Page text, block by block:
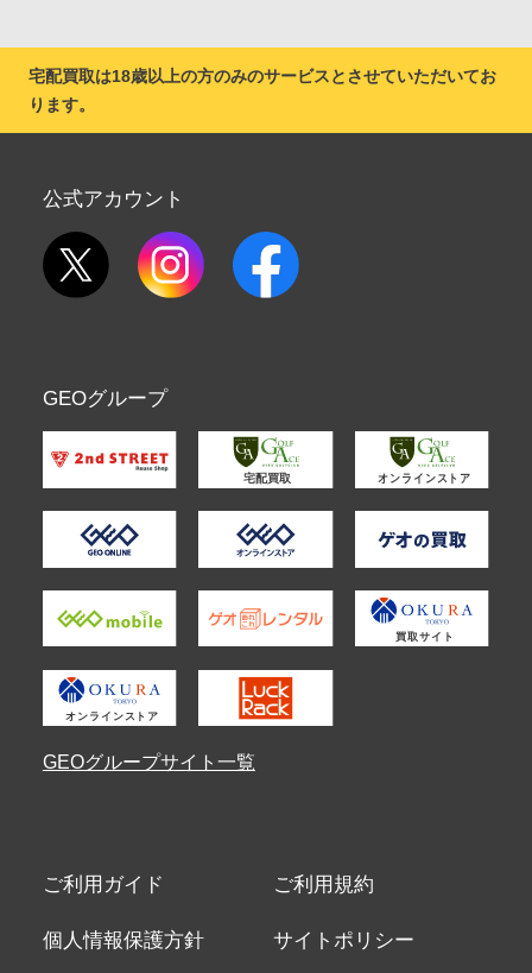
宅配買取は18歳以上の方のみのサービスとさせていただいてお
ります。
公式アカウント
GEOグループ
GEOグループサイト一覧
ご利用ガイド ご利用規約
個人情報保護方針 サイトポリシー